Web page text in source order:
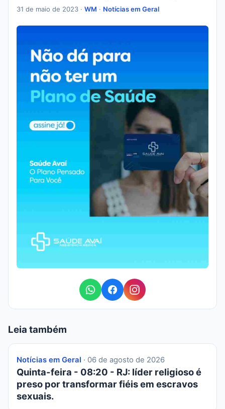
31 de maio de 2023 · WM · Notícias em Geral
Leia também
Notícias em Geral · 06 de agosto de 2026
Quinta-feira - 08:20 - RJ: líder religioso é
preso por transformar fiéis em escravos
sexuais.